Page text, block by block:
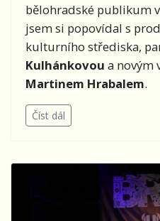
bělohradské publikum
jsem si popovídal s
kulturního střediska,
Kulhánkovou a novým
Martinem Hrabalem.
Číst dál